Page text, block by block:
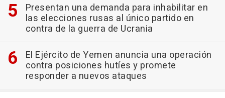
Presentan una demanda para inhabilitar en
las elecciones rusas al único partido en
contra de la guerra de Ucrania
El Ejército de Yemen anuncia una operación
contra posiciones hutíes y promete
responder a nuevos ataques